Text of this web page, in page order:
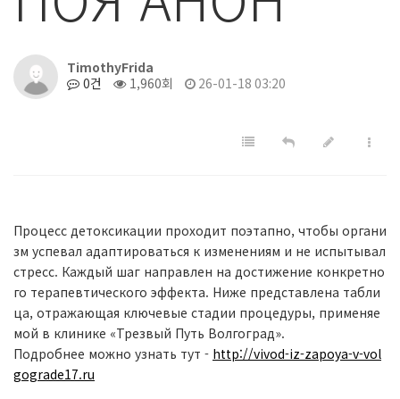
TimothyFrida
0건
1,960회 26-01-18 03:20
Процесс детоксикации проходит поэтапно, чтобы органи
зм успевал адаптироваться к изменениям и не испытывал
стресс. Каждый шаг направлен на достижение конкретно
го терапевтического эффекта. Ниже представлена табли
ца, отражающая ключевые стадии процедуры, применяе
мой в клинике «Трезвый Путь Волгоград».
Подробнее можно узнать тут - http://vivod-iz-zapoya-v-vol
gograde17.ru